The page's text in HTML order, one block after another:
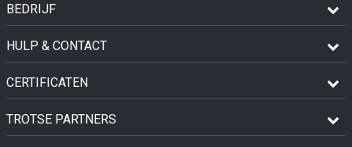
BEDRIJF
HULP & CONTACT
CERTIFICATEN
TROTSE PARTNERS